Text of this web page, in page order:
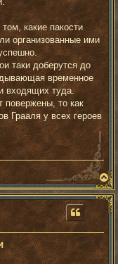
какие пакости
организованные ими
таки доберутся до
временное
входящих туда.
повержены, то как
Грааля у всех героев
В
е
р
н
у
я